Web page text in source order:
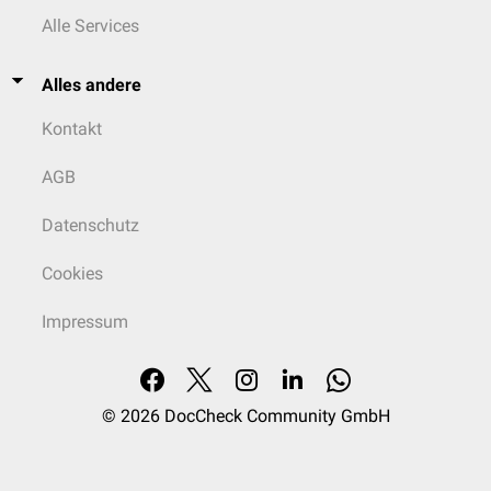
Alle Services
Alles andere
Kontakt
AGB
Datenschutz
Cookies
Impressum
© 2026 DocCheck Community GmbH